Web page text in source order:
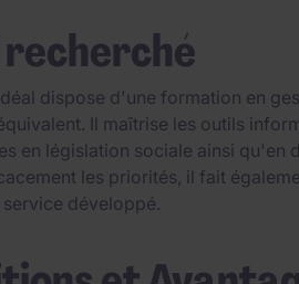
dispose d'une formation en
Il maîtrise les outils
en législation sociale ainsi
les priorités, il fait
développé.